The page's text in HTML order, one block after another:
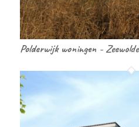
Polderwijk woningen - Zeewolde